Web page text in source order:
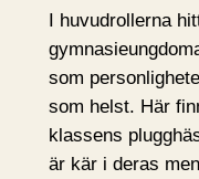
I huvudrollerna
som
som helst. Här
klassens
är kär i deras